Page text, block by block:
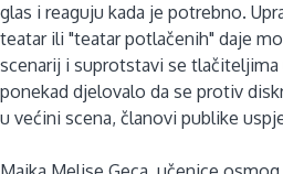
glas i reaguju kada je potrebno.
teatar ili "teatar potlačenih" daje
scenarij i suprotstavi se tlačiteljima
ponekad djelovalo da se protiv
u većini scena, članovi publike